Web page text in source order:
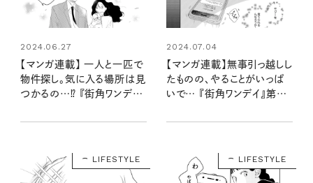
2024.06.27
【マンガ連載】 一人と一匹で
物件探し。気に入る場所は見
つかるの…⁉ 『街角ワンデイ』
2024.07.04
【マンガ連載】無事引っ越しし
たものの、やることがいっぱ
いで… 『街角ワンデイ』第一
LIFESTYLE LIFESTYLE